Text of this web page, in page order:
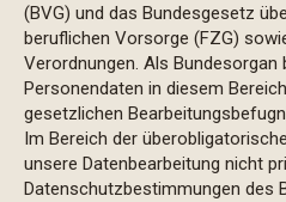
(BVG) und das Bundesgesetz
beruflichen Vorsorge (FZG)
Verordnungen. Als Bundesorgan
Personendaten in diesem
gesetzlichen
Im Bereich der
unsere Datenbearbeitung nicht
Datenschutzbestimmungen des